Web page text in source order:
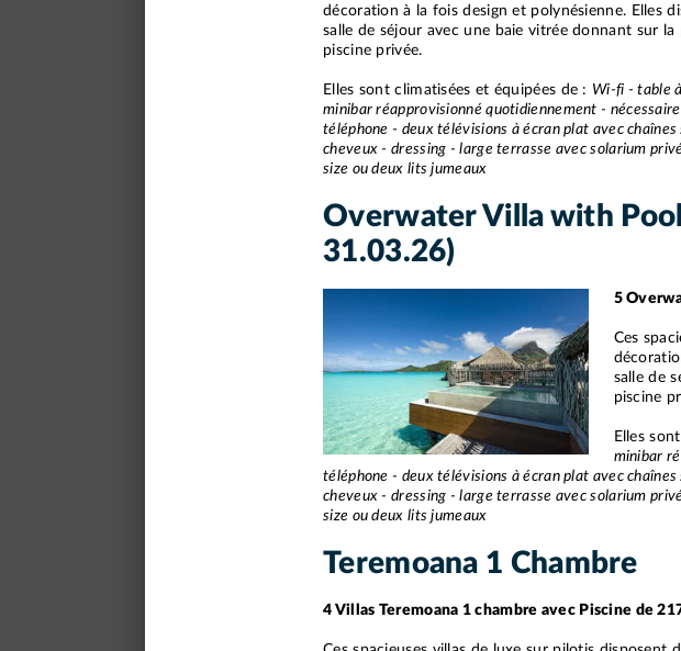
décoration à la fois design et polynésienne. Elles
salle de séjour avec une baie vitrée donnant sur la
piscine privée.
Elles sont climatisées et équipées de : Wi-fi - table
minibar réapprovisionné quotidiennement -
téléphone - deux télévisions à écran plat avec
cheveux - dressing - large terrasse avec solarium
size ou deux lits jumeaux
Overwater Villa with
31.03.26)
5
Ces
salle de
piscine
Elles
minibar
téléphone - deux télévisions à écran plat avec
cheveux - dressing - large terrasse avec solarium
size ou deux lits jumeaux
Teremoana 1 Chambre
4 Villas Teremoana 1 chambre avec Piscine de